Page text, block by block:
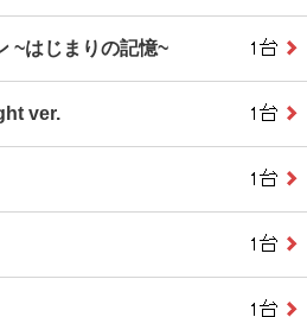
~はじまりの記憶~
ver.